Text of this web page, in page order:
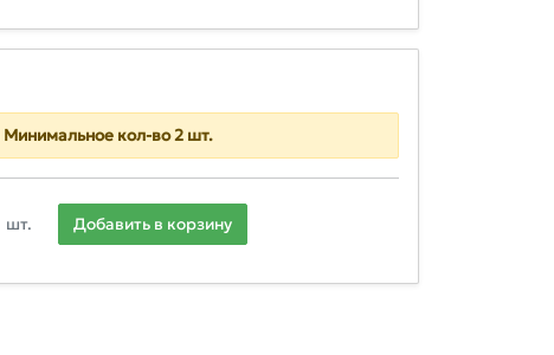
Минимальное кол-во 2 шт.
шт. Добавить в корзину